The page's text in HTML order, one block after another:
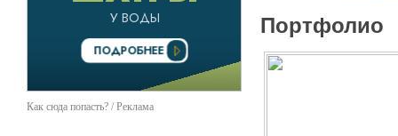
Как сюда попасть? / Реклама
Портфолио